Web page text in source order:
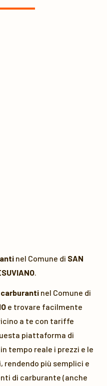
nel Comune di SAN
.
nel Comune di
e trovare facilmente
a te con tariffe
piattaforma di
tempo reale i prezzi e le
più semplici e
di carburante (anche